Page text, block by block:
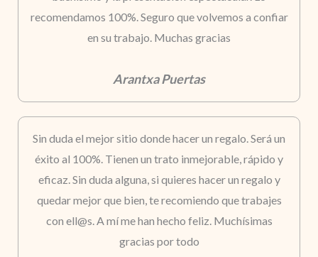
recomendamos 100%. Seguro que volvemos a confiar
en su trabajo. Muchas gracias
Arantxa Puertas
Sin duda el mejor sitio donde hacer un regalo. Será un
éxito al 100%. Tienen un trato inmejorable, rápido y
eficaz. Sin duda alguna, si quieres hacer un regalo y
quedar mejor que bien, te recomiendo que trabajes
con ell@s. A mí me han hecho feliz. Muchísimas
gracias por todo